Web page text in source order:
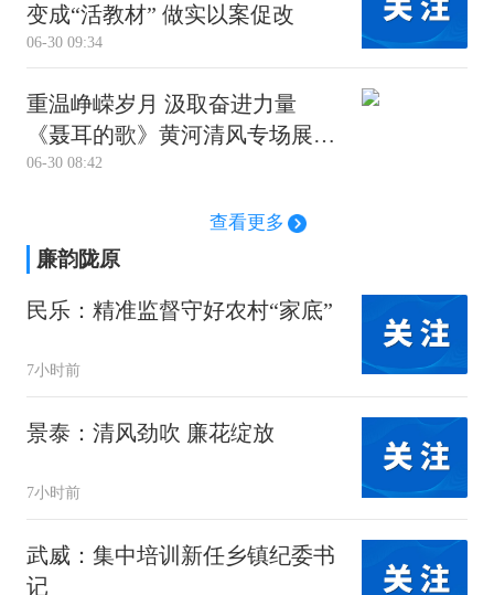
变成“活教材” 做实以案促改
06-30 09:34
重温峥嵘岁月 汲取奋进力量
《聂耳的歌》黄河清风专场展演
在兰州音乐厅上演
06-30 08:42
查看更多
廉韵陇原
民乐：精准监督守好农村“家底”
7小时前
景泰：清风劲吹 廉花绽放
7小时前
武威：集中培训新任乡镇纪委书
记